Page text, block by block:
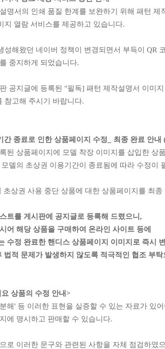
명서의 인쇄 품질 한계를 보완하기 위해 패턴 제
지 열람 서비스를 제공하고 있습니다.
성해왔던 네이버 정책이 변경되면서 부득이 QR
중지하게 되었습니다.
공지글에 등록된 "필독] 패턴 제작설명서 이미
참고해 주시기 바랍니다.
간 종료로 인한 상품페이지 수정_ 최종 완료 안내
된 상품페이지에 모델 착장 이미지를 삽입한 상
델의 초상권 이용기간이 종료됨에 따라 수정이
초상권 사용 중단 상품에 대한 상품페이지를 최
트를 게시판에 공지글로 등록해 드렸으니,
어 해당 상품을 구매하여 온라인 사이트 등에
수정 완료한 핸디스 상품페이지 이미지로 즉시
법적 문제가 발생하지 않도록 적극적인 협조 부
상품의 수정 안내>
해' 등 이러한 표현을 실증할 수 있는 자료가 있
에 명시하고 판매할 수 있습니다.
로 이러한 문구와 관련된 사항을 자체 점검하였
내경10mm 플라스틱 왈자
고리_블랙
900원
[BB] 71-017 해피베어스 고
단추 기구
32,000원